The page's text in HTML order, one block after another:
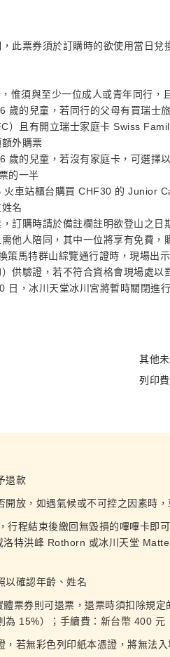
此票券須於訂購時的欲使用當日
惟須與至少一位成人或青年同行，
歲的兒童，若同行的父母有買瑞士
）且有開立瑞士家庭卡 Swiss
外購票
歲的兒童，若沒有家庭卡，可選擇以
的一半
火車站櫃台購買 CHF30 的 Junior
名
訂購時請於備註欄註明欲登山之日
他人陪同，其中一位將享有免費，
策馬特群山綜覽通行證時，現場出
供驗證，若不符合資格會現場處以
，冰川天堂冰川宮將暫時關閉進
其他
列印費
退款
開放，如遇氣候或不可控之因素時
行程結束後繳回無毀損的嗶嗶卡即
特洪峰 Rothorn 或冰川天堂
以確認年齡、姓名
票券則可退票，退票時須扣除規
為 15%）；手續費：新台幣 400 元
，若無彩色列印紙本憑證，將無法